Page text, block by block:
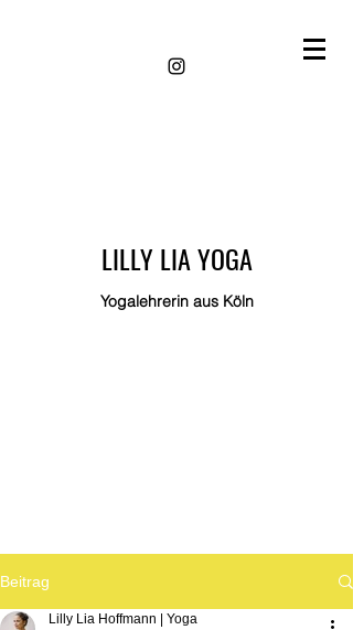
LILLY LIA YOGA
Yogalehrerin aus Köln
Beitrag
Lilly Lia Hoffmann | Yoga